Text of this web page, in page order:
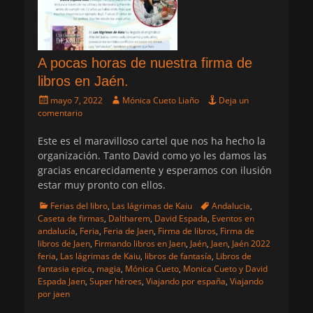
A pocas horas de nuestra firma de
libros en Jaén.
Publicado
el
mayo 7, 2022 AutorMónica Cueto Liaño
Deja un
comentario
Este es el maravilloso cartel que nos ha hecho la
organización. Tanto David como yo les damos las
gracias encarecidamente y esperamos con ilusión
estar muy pronto con ellos.
Categorias
Ferias del libro, Las lágrimas de Kaiu Etiquetas
Andalucia,
Caseta de firmas, Daltharem, David Espada, Eventos en
andalucía, Feria, Feria de Jaen, Firma de libros, Firma de
libros de Jaen, Firmando libros en Jaen, Jaén, Jaen, Jaén 2022
feria, Las lágrimas de Kaiu, libros de fantasía, Libros de
fantasia epica, magia, Mónica Cueto, Monica Cueto y David
Espada Jaen, Super héroes, Viajando por españa, Viajando
por jaen